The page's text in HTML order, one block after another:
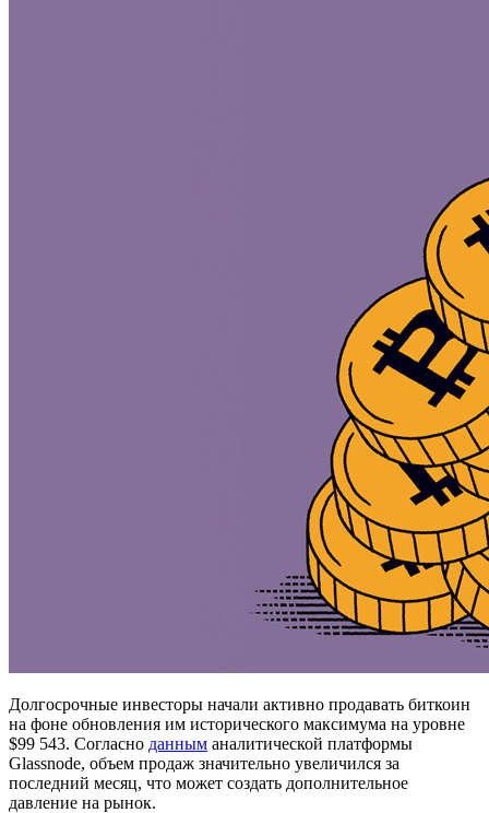
Долгосрочные инвесторы начали активно продавать биткоин
на фоне обновления им исторического максимума на уровне
$99 543. Согласно данным аналитической платформы
Glassnode, объем продаж значительно увеличился за
последний месяц, что может создать дополнительное
давление на рынок.